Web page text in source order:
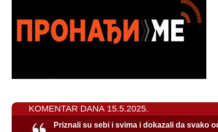
KOMENTAR DANA 15.5.2025.
Priznali su sebi i svima i dokazali da svako